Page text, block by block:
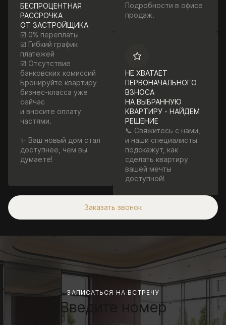
БЕСПРОЦЕНТНАЯ
РАССРОЧКА
ОТ ЗАСТРОЙЩИКА
☑️ 0% переплаты
☑️ Гибкий график
платежей
☑️ Отсутствие
банковских комиссий
Бронируйте квартиру
бизнес-класса уже
сейчас
и вносите оплату
частями.
✨ Ваш новый дом стал
доступнее, чем вы
думаете!
Подробности в офисе
продаж.
НЕ ХВАТАЕТ
ПЕРВОНАЧАЛЬНОГО
ВЗНОСА
НА ВЫБРАННУЮ
КВАРТИРУ - НАЙДЕМ
РЕШЕНИЕ
📞 Свяжитесь с нами,
и наши специалисты
подскажут, как
сделать квартиру
вашей мечты
доступной!
Заказать звонок
ЗАПИСАТЬСЯ НА ВСТРЕЧУ